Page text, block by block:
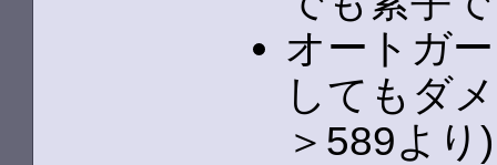
オートガ
してもダ
＞589より)